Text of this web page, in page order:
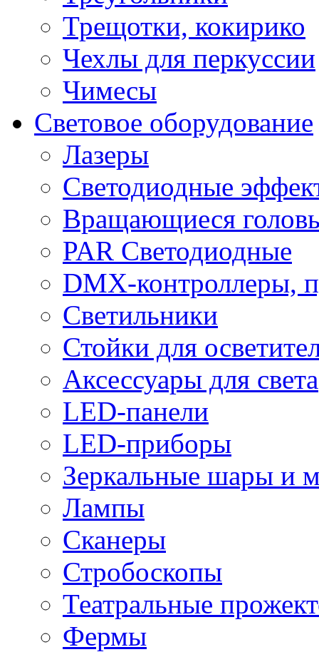
Трещотки, кокирико
Чехлы для перкуссии
Чимесы
Световое оборудование
Лазеры
Светодиодные
Вращающиеся
PAR Светодиодные
DMX-контроллеры,
Светильники
Стойки для
Аксессуары для света
LED-панели
LED-приборы
Зеркальные шары и
Лампы
Сканеры
Стробоскопы
Театральные
Фермы